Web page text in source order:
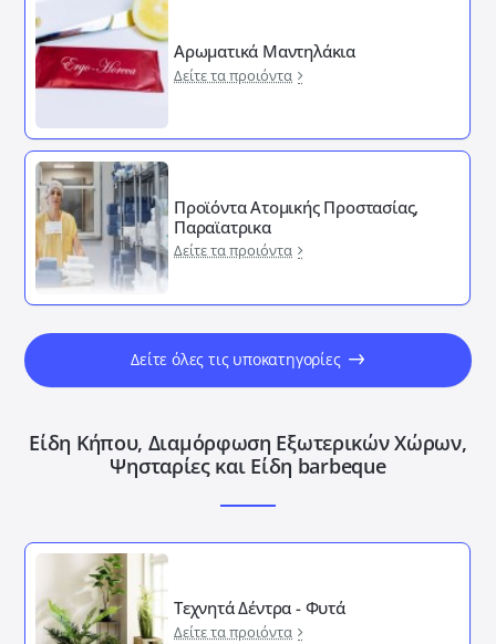
Αρωματικά Μαντηλάκια
Δείτε τα προιόντα
Προϊόντα Ατομικής Προστασίας,
Παραϊατρικα
Δείτε τα προιόντα
Δείτε όλες τις υποκατηγορίες
Είδη Κήπου, Διαμόρφωση Εξωτερικών Xώρων,
Ψησταρίες και Είδη barbeque
Τεχνητά Δέντρα - Φυτά
Δείτε τα προιόντα